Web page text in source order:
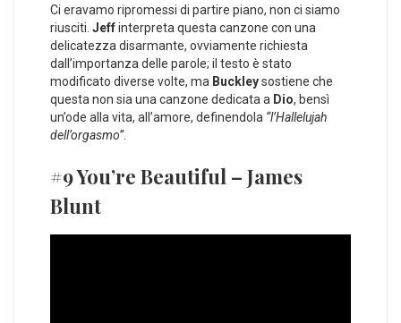
Ci eravamo ripromessi di partire piano, non ci siamo
riusciti. Jeffinterpreta questa canzone con una
delicatezza disarmante, ovviamente richiesta
dall’importanza delle parole; il testo è stato
modificato diverse volte, ma Buckleysostiene che
questa non sia una canzone dedicata a Dio, bensì
un’ode alla vita, all’amore, definendola “l’Hallelujah
dell’orgasmo”.
#9 You’re Beautiful – James
Blunt